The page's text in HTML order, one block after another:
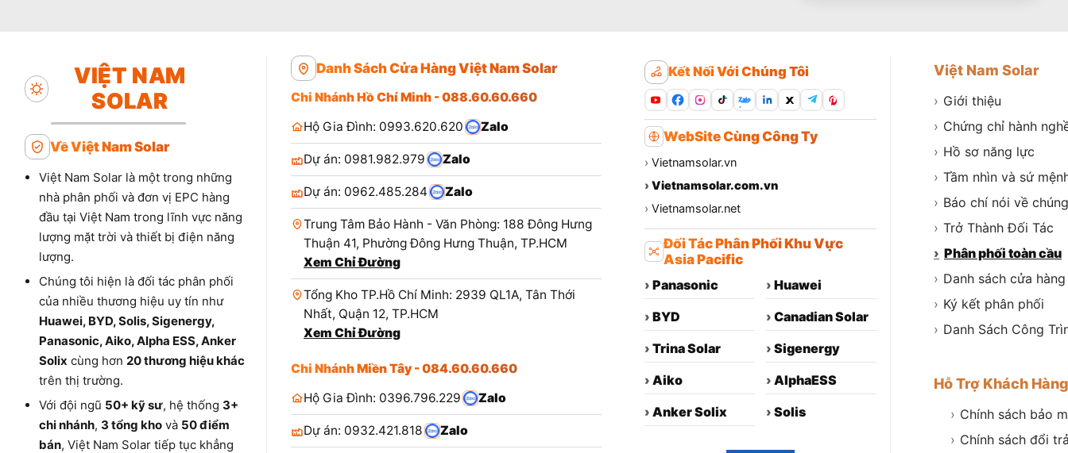
VIỆT NAM
SOLAR
Về Việt Nam Solar
Việt Nam Solar là một trong những
nhà phân phối và đơn vị EPC hàng
đầu tại Việt Nam trong lĩnh vực năng
lượng mặt trời và thiết bị điện năng
lượng.
Chúng tôi hiện là đối tác phân phối
của nhiều thương hiệu uy tín như
Huawei, BYD, Solis, Sigenergy,
Panasonic, Aiko, Alpha ESS, Anker
Solix cùng hơn 20 thương hiệu khác
trên thị trường.
Với đội ngũ 50+ kỹ sư, hệ thống 3+
chi nhánh, 3 tổng kho và 50 điểm
bán, Việt Nam Solar tiếp tục khẳng
Danh Sách Cửa Hàng Việt Nam Solar
Chi Nhánh Hồ Chí Minh - 088.60.60.660
Hộ Gia Đình: 0993.620.620
Zalo
Dự án: 0981.982.979 Zalo
Dự án: 0962.485.284 Zalo
Trung Tâm Bảo Hành - Văn Phòng: 188 Đông Hưng
Thuận 41, Phường Đông Hưng Thuận, TP.HCM
Xem Chỉ Đường
Tổng Kho TP.Hồ Chí Minh: 2939 QL1A, Tân Thới
Nhất, Quận 12, TP.HCM
Xem Chỉ Đường
Chi Nhánh Miền Tây - 084.60.60.660
Hộ Gia Đình: 0396.796.229
Zalo
Dự án: 0932.421.818 Zalo
Kết Nối Với Chúng Tôi
Zalo
WebSite Cùng Công Ty
› Vietnamsolar.vn
› Vietnamsolar.com.vn
› Vietnamsolar.net
Đối Tác Phân Phối Khu Vực
Asia Pacific
› Panasonic › Huawei
› BYD › Canadian Solar
› Trina Solar › Sigenergy
› Aiko › AlphaESS
› Anker Solix › Solis
Việt Nam Solar
› Giới thiệu
› Chứng chỉ hành
› Hồ sơ năng lực
› Tầm nhìn và sứ
› Báo chí nói về
› Trở Thành Đối Tác
› Phân phối toàn cầu
› Danh sách cửa hàng
› Ký kết phân phối
› Danh Sách Công
Hỗ Trợ Khách Hàng
› Chính sách bảo
› Chính sách đổi